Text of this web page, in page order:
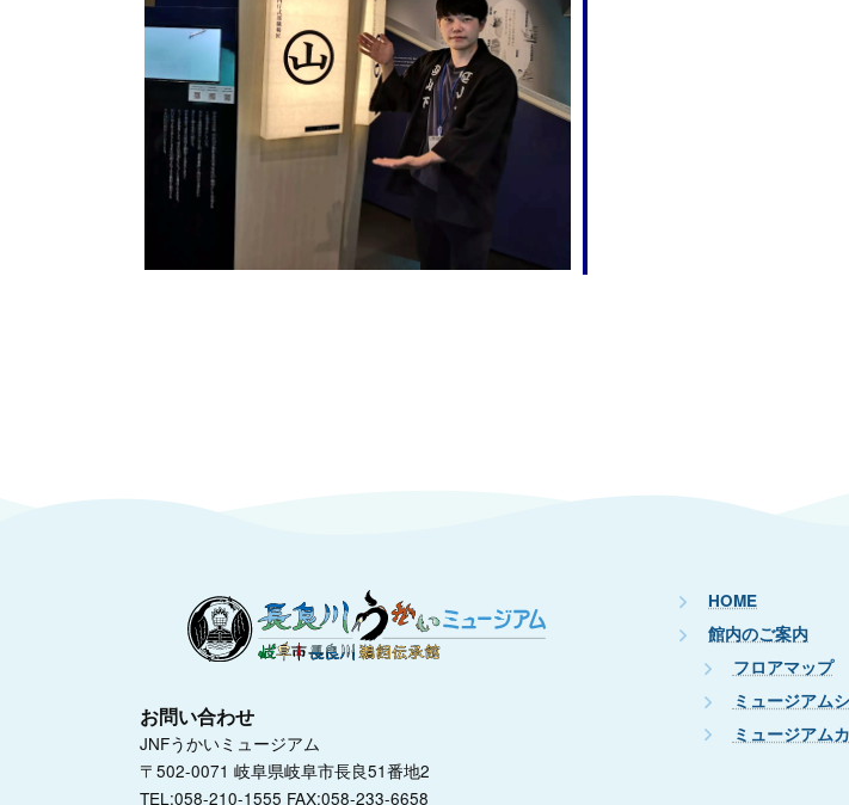
お問い合わせ
JNFうかいミュージアム
〒502-0071 岐阜県岐阜市長良51番地2
TEL:058-210-1555 FAX:058-233-6658
HOME
館内のご案内
フロアマップ
ミュージアム
ミュージアム